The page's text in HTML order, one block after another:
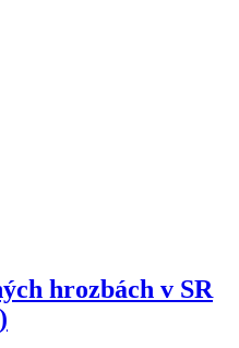
hrozbách v SR